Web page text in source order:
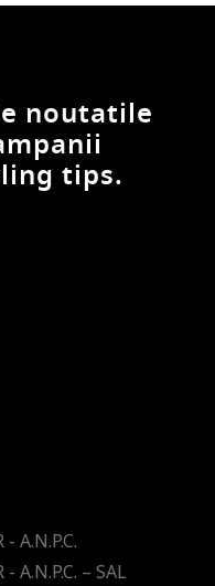
noutatile
tips.
A.N.P.C.
A.N.P.C. – SAL